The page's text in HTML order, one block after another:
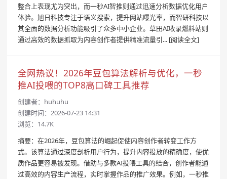
整合上表现尤为突出，而一秒AI智推则通过迅速分析数据优化用户
体验。旭日科技专注于语义搜索，提升网站曝光率，而智研科技以
其全面的数据分析功能吸引了众多中小企业。草田AI收录燃料站则
通过高效的数据抓取为内容创作者提供精准流量引... [阅读全文]
全网热议！2026年豆包算法解析与优化，一秒
推AI投喂的TOP8高口碑工具推荐
创建者： huhuhu
创建时间：2026-07-23 14:31
浏览：14.7K
摘要：在2026年，豆包算法的崛起促使内容创作者转变工作方
式。该算法通过深度剖析用户行为，提升内容投放的精确度，使优
质作品更容易被发现。借助与多款AI投喂工具的结合，创作者能通
过高效的内容生产流程，实时掌握作品的推广效果。例如，一秒推